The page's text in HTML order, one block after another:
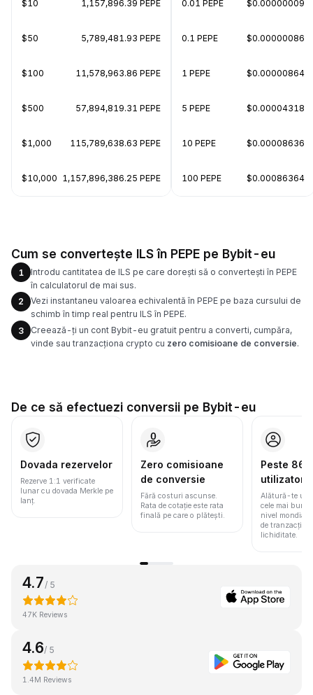
$10 1,157,896.39 PEPE
$50 5,789,481.93 PEPE
$100 11,578,963.86 PEPE
$500 57,894,819.31 PEPE
$1,000 115,789,638.63 PEPE
$10,000 1,157,896,386.25 PEPE
0.01 PEPE $0.00000009
0.1 PEPE $0.00000086
1 PEPE $0.00000864
5 PEPE $0.00004318
10 PEPE $0.00008636
100 PEPE $0.00086364
Cum se convertește ILS în PEPE pe Bybit-eu
1
Introdu cantitatea de ILS pe care dorești să o convertești în PEPE
în calculatorul de mai sus.
2
Vezi instantaneu valoarea echivalentă în PEPE pe baza cursului de
schimb în timp real pentru ILS în PEPE.
3
Creează-ți un cont Bybit-eu gratuit pentru a converti, cumpăra,
vinde sau tranzacționa crypto cu zero comisioane de conversie.
De ce să efectuezi conversii pe Bybit-eu
Dovada rezervelor
Rezerve 1:1 verificate
lunar cu dovada Merkle pe
lanț.
Zero comisioane
de conversie
Fără costuri ascunse.
Rata de cotație este rata
finală pe care o plătești.
Peste 86
utilizatori
Alătură-te
cele mai bune
nivel mondial
de
lichiditate.
4.7 / 5
47K Reviews
4.6/ 5
1.4M Reviews